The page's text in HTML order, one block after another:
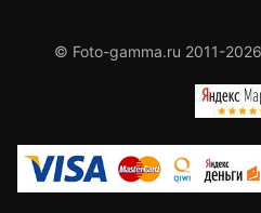
© Foto-gamma.ru 2011-